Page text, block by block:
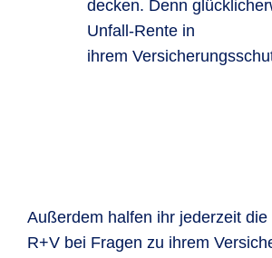
decken. Denn
Unfall-Rente in
ihrem
Außerdem halfen ihr jederzeit
R+V bei Fragen zu ihrem